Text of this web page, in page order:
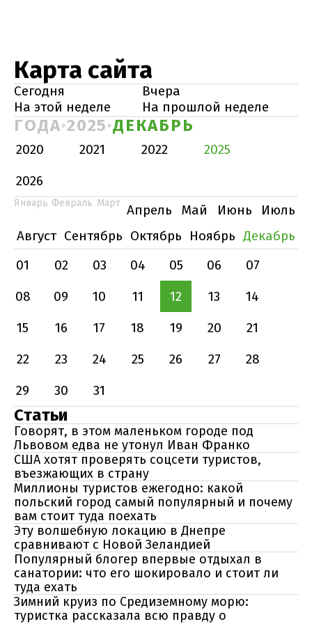
Карта сайта
Сегодня
Вчера
На этой неделе
На прошлой неделе
ГОДА 2025 ДЕКАБРЬ
2020 2021 2022
2025
2026
Январь Февраль Март Апрель Май Июнь
Июль
Август Сентябрь Октябрь Ноябрь Декабрь
01
02 03 04 05 06
07
08
09 10 11 12 13
14
15
16 17 18 19 20
21
22
23 24 25 26 27
28
29
30 31
Статьи
Говорят, в этом маленьком городе под
Львовом едва не утонул Иван Франко
США хотят проверять соцсети туристов,
въезжающих в страну
Миллионы туристов ежегодно: какой
польский город самый популярный и почему
вам стоит туда поехать
Эту волшебную локацию в Днепре
сравнивают с Новой Зеландией
Популярный блогер впервые отдыхал в
санатории: что его шокировало и стоит ли
туда ехать
Зимний круиз по Средиземному морю:
туристка рассказала всю правду о